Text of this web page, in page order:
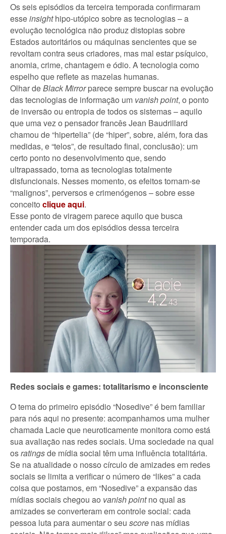
Os seis episódios da terceira temporada confirmaram
esseinsighthipo-utópico sobre as tecnologias – a
evolução tecnológica não produz distopias sobre
Estados autoritários ou máquinas sencientes que se
revoltam contra seus criadores, mas mal estar psíquico,
anomia, crime, chantagem e ódio. A tecnologia como
espelho que reflete as mazelas humanas.
Olhar deBlack Mirrorparece sempre buscar na evolução
das tecnologias de informação um vanish point, o ponto
de inversão ou entropia de todos os sistemas – aquilo
que uma vez o pensador francês Jean Baudrillard
chamou de “hipertelia” (de “hiper”, sobre, além, fora das
medidas, e “telos”, de resultado final, conclusão): um
certo ponto no desenvolvimento que, sendo
ultrapassado, torna as tecnologias totalmente
disfuncionais. Nesses momento, os efeitos tornam-se
“malignos”, perversos e crimenógenos – sobre esse
conceito clique aqui.
Esse ponto de viragem parece aquilo que busca
entender cada um dos episódios dessa terceira
temporada.
Redes sociais e games: totalitarismo e inconsciente
O tema do primeiro episódio “Nosedive” é bem familiar
para nós aqui no presente: acompanhamos uma mulher
chamada Lacie que neuroticamente monitora como está
sua avaliação nas redes sociais. Uma sociedade na qual
osratingsde mídia social têm uma influência totalitária.
Se na atualidade o nosso círculo de amizades em redes
sociais se limita a verificar o número de “likes” a cada
coisa que postamos, em “Nosedive” a expansão das
mídias sociais chegou ao vanish pointno qual as
amizades se converteram em controle social: cada
pessoa luta para aumentar o seu score nas mídias